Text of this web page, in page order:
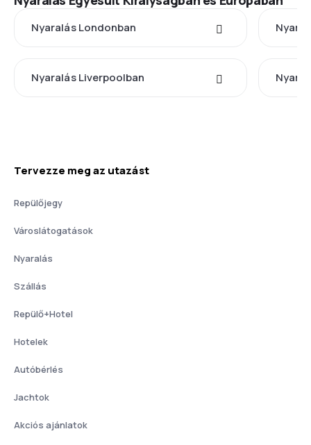
Nyaralás Londonban
Nyaralás Liverpoolban
Tervezze meg az utazást
Repülőjegy
Városlátogatások
Nyaralás
Szállás
Repülő+Hotel
Hotelek
Autóbérlés
Jachtok
Akciós ajánlatok